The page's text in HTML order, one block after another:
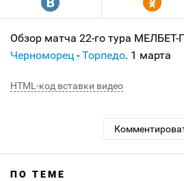
Обзор матча 22-го тура МЕЛБЕТ-
Черноморец -Торпедо. 1 марта
HTML-код вставки видео
ПО ТЕМЕ